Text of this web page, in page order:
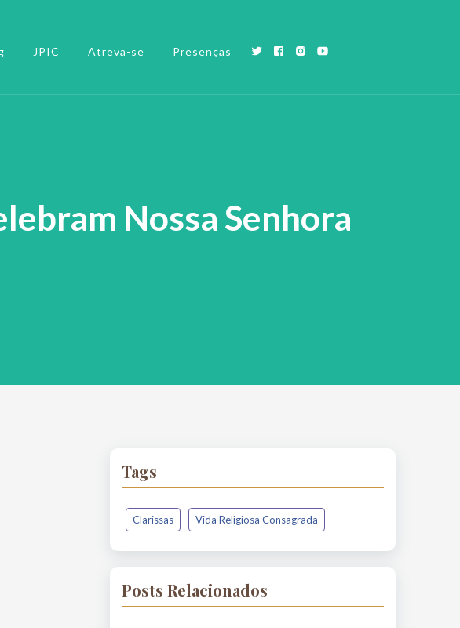
JPIC Atreva-se Presenças
Nossa Senhora
Tags
Clarissas Vida Religiosa Consagrada
Posts Relacionados